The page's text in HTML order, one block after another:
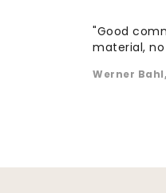
"Good
material,
Werner Bahl